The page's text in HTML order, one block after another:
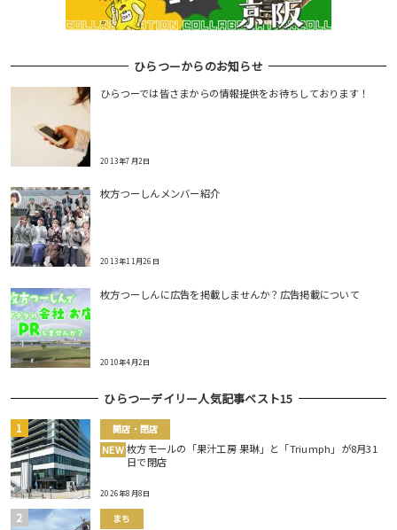
ひらつーからのお知らせ
ひらつーでは皆さまからの情報提供をお待ちしております！
2013年7月2日
枚方つーしんメンバー紹介
2013年11月26日
枚方つーしんに広告を掲載しませんか？広告掲載について
2010年4月2日
ひらつーデイリー人気記事ベスト15
開店・閉店
NEW 枚方モールの「果汁工房 果琳」と「Triumph」が8月31
日で閉店
2026年8月8日
まち